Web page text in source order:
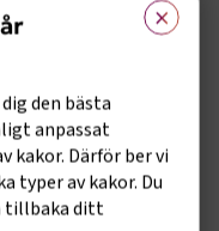
Syftet är belöna
den bästa
anpassat
kakor. Därför ber vi
typer av kakor. Du
tillbaka ditt